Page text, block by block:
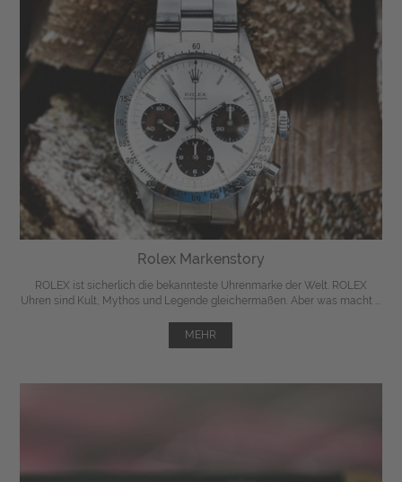
Rolex Markenstory
ROLEX ist sicherlich die bekannteste Uhrenmarke der Welt. ROLEX
Uhren sind Kult, Mythos und Legende gleichermaßen. Aber was macht ...
MEHR